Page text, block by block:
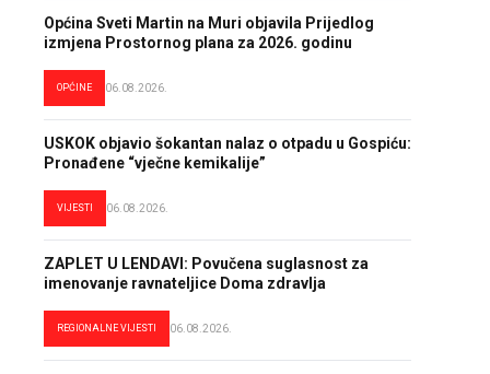
Općina Sveti Martin na Muri objavila Prijedlog
izmjena Prostornog plana za 2026. godinu
OPĆINE 06.08.2026.
USKOK objavio šokantan nalaz o otpadu u Gospiću:
Pronađene “vječne kemikalije”
VIJESTI 06.08.2026.
ZAPLET U LENDAVI: Povučena suglasnost za
imenovanje ravnateljice Doma zdravlja
REGIONALNE VIJESTI 06.08.2026.